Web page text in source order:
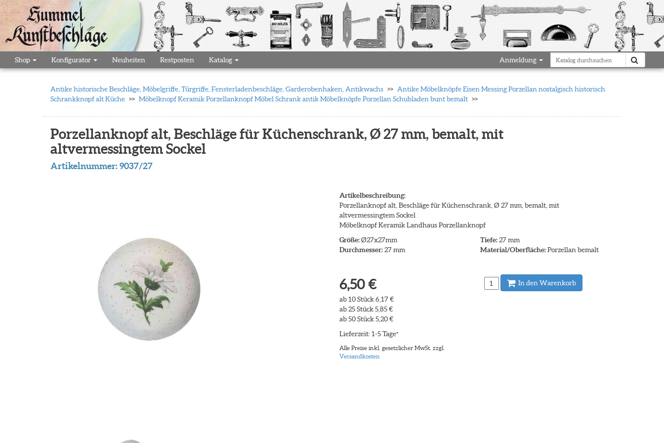
Shop Konfigurator Neuheiten Restposten Katalog Anmeldung
Antike historische Beschläge, Möbelgriffe, Türgriffe, Fensterladenbeschläge, Garderobenhaken, Antikwachs
Antike Möbelknöpfe Eisen Messing Porzellan nostalgisch historisch
Schrankknopf alt Küche
Möbelknopf Keramik Porzellanknopf Möbel Schrank antik Möbelknöpfe Porzellan Schubladen bunt bemalt
Porzellanknopf alt, Beschläge für Küchenschrank, Ø 27 mm, bemalt, mit
altvermessingtem Sockel
Artikelnummer:9037/27
Artikelbeschreibung:
Porzellanknopf alt, Beschläge für Küchenschrank, Ø 27 mm, bemalt, mit
altvermessingtem Sockel
Möbelknopf Keramik Landhaus Porzellanknopf
Größe:Ø27x27mm
Durchmesser:27 mm
Tiefe:27 mm
Material/Oberfläche:Porzellan bemalt
6,50 €
ab 10 Stück 6,17 €
ab 25 Stück 5,85 €
ab 50 Stück 5,20 €
Lieferzeit: 1-5 Tage*
Alle Preise inkl. gesetzlicher MwSt. zzgl.
Versandkosten
In den Warenkorb